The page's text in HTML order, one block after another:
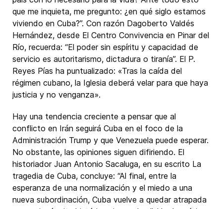
que me inquieta, me pregunto: ¿en qué siglo estamos
viviendo en Cuba?”. Con razón Dagoberto Valdés
Hernández, desde El Centro Convivencia en Pinar del
Río, recuerda: “El poder sin espíritu y capacidad de
servicio es autoritarismo, dictadura o tiranía”. El P.
Reyes Pías ha puntualizado: «Tras la caída del
régimen cubano, la Iglesia deberá velar para que haya
justicia y no venganza».
Hay una tendencia creciente a pensar que al
conflicto en Irán seguirá Cuba en el foco de la
Administración Trump y que Venezuela puede esperar.
No obstante, las opiniones siguen difiriendo. El
historiador Juan Antonio Sacaluga, en su escrito La
tragedia de Cuba, concluye: “Al final, entre la
esperanza de una normalización y el miedo a una
nueva subordinación, Cuba vuelve a quedar atrapada